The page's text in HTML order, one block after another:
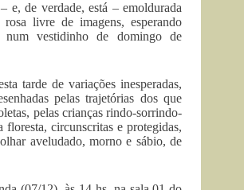
e, de verdade, está – emoldurada
livre de imagens, esperando
num vestidinho de domingo de
tarde de variações inesperadas,
pelas trajetórias dos que
pelas crianças rindo-sorrindo-
floresta, circunscritas e protegidas,
aveludado, morno e sábio, de